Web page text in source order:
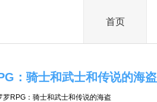
首页
：骑士和武士和传说的海盗
罗RPG：骑士和武士和传说的海盗